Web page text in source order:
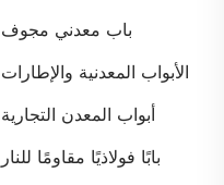
باب معدني مجوف
الأبواب المعدنية والإطارات
أبواب المعدن التجارية
بابًا فولاذيًا مقاومًا للنار